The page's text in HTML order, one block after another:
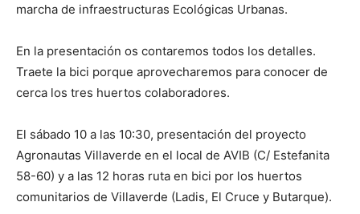
marcha de infraestructuras Ecológicas Urbanas.
En la presentación os contaremos todos los detalles.
Traete la bici porque aprovecharemos para conocer de
cerca los tres huertos colaboradores.
El sábado 10 a las 10:30, presentación del proyecto
Agronautas Villaverde en el local de AVIB (C/ Estefanita
58-60) y a las 12 horas ruta en bici por los huertos
comunitarios de Villaverde (Ladis, El Cruce y Butarque).